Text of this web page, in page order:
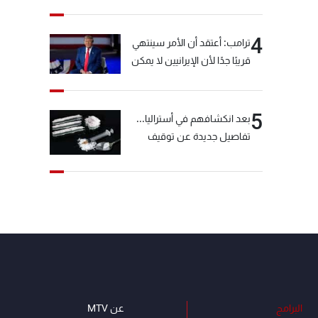
4ترامب: أعتقد أن الأمر سينتهي
قريبًا جدًا لأن الإيرانيين لا يمكن
5بعد انكشافهم في أستراليا...
تفاصيل جديدة عن توقيف
البرامج عن MTV